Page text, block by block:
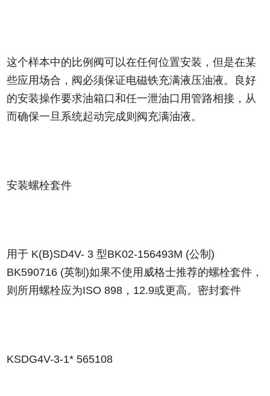
这个样本中的比例阀可以在任何位置安装，但是在某
些应用场合，阀必须保证电磁铁充满液压油液。良好
的安装操作要求油箱口和任一泄油口用管路相接，从
而确保一旦系统起动完成则阀充满油液。
安装螺栓套件
用于 K(B)SD4V- 3 型BK02-156493M (公制)
BK590716 (英制)如果不使用威格士推荐的螺栓套件，
则所用螺栓应为ISO 898，12.9或更高。密封套件
KSDG4V-3-1* 565108